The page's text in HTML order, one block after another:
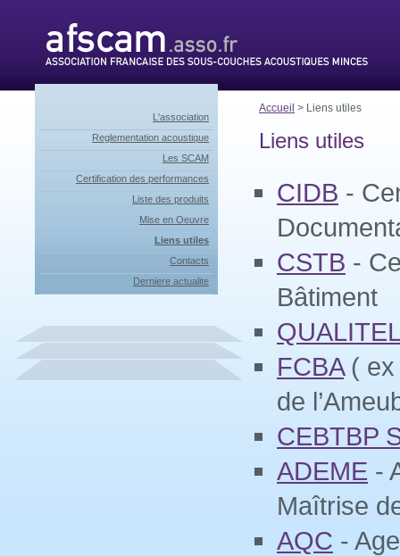
L'association
Reglementation acoustique
Les SCAM
Certification des performances
Liste des produits
Mise en Oeuvre
Liens utiles
Contacts
Derniere actualite
Accueil > Liens utiles
Liens utiles
CIDB -
CSTB -
Bâtiment
FCBA( ex
de
CEBTBP
ADEME -
Maîtrise
AQC -